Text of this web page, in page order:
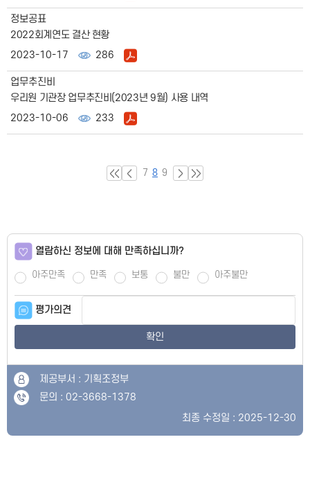
정보공표
2022회계연도 결산 현황
2023-10-17
286
업무추진비
우리원 기관장 업무추진비(2023년 9월) 사용 내역
2023-10-06
233
7 8 9
열람하신 정보에 대해 만족하십니까?
아주만족 만족 보통 불만 아주불만
평가의견
확인
제공부서 : 기획조정부
문의 : 02-3668-1378
최종 수정일 : 2025-12-30